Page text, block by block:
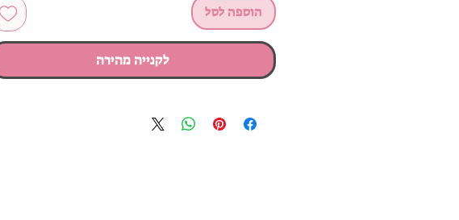
הוספה לסל
לקנייה מהירה